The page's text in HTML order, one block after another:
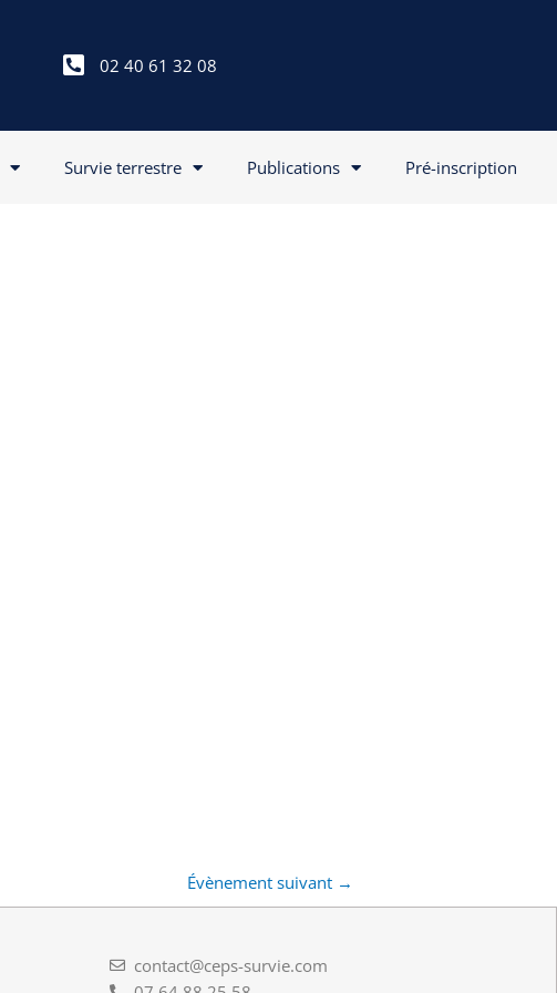
02 40 61 32 08
Survie terrestre Publications Pré-inscription
Évènement suivant →
contact@ceps-survie.com